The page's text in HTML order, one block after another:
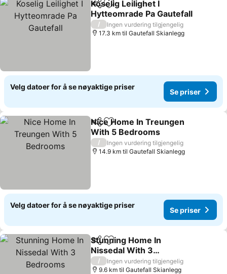
Del Legg til i favoritter
Koselig Leilighet I
Hytteomrade Pa Gautefall
Se priser
/
Ingen vurdering tilgjengelig
17.3 km til Gautefall Skianlegg
Velg datoer for å se nøyaktige priser
Se priser
Del Legg til i favoritter
Nice Home In Treungen
With 5 Bedrooms
Se priser
/
Ingen vurdering tilgjengelig
14.9 km til Gautefall Skianlegg
Velg datoer for å se nøyaktige priser
Se priser
Del Legg til i favoritter
Stunning Home In
Nissedal With 3
Bedrooms
Se priser
/
Ingen vurdering tilgjengelig
9.6 km til Gautefall Skianlegg